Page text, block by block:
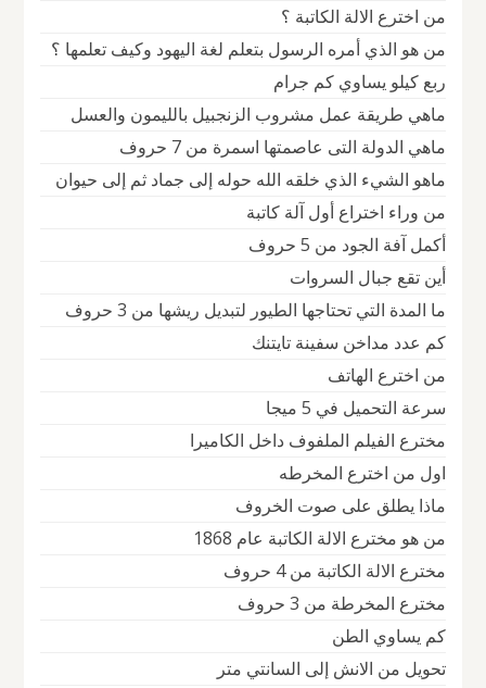
من اخترع الالة الكاتبة ؟
من هو الذي أمره الرسول بتعلم لغة اليهود وكيف تعلمها ؟
ربع كيلو يساوي كم جرام
ماهي طريقة عمل مشروب الزنجبيل بالليمون والعسل
ماهي الدولة التى عاصمتها اسمرة من 7 حروف
ماهو الشيء الذي خلقه الله حوله إلى جماد ثم إلى حيوان
من وراء اختراع أول آلة كاتبة
أكمل آفة الجود من 5 حروف
أين تقع جبال السروات
ما المدة التي تحتاجها الطيور لتبديل ريشها من 3 حروف
كم عدد مداخن سفينة تايتنك
من اخترع الهاتف
سرعة التحميل في 5 ميجا
مخترع الفيلم الملفوف داخل الكاميرا
اول من اخترع المخرطه
ماذا يطلق على صوت الخروف
من هو مخترع الالة الكاتبة عام 1868
مخترع الالة الكاتبة من 4 حروف
مخترع المخرطة من 3 حروف
كم يساوي الطن
تحويل من الانش إلى السانتي متر